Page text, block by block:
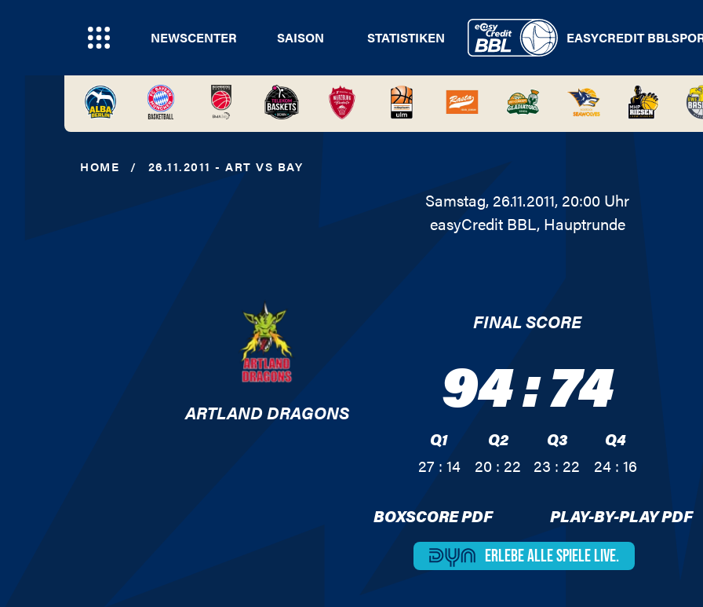
NEWSCENTER SAISON STATISTIKEN EASYCREDIT BBL
HOME / 26.11.2011 - ART VS BAY
Samstag, 26.11.2011, 20:00 Uhr
easyCredit BBL, Hauptrunde
ARTLAND DRAGONS
FINAL SCORE
94:74
Q1
27 : 14
Q2
20 : 22
Q3
23 : 22
Q4
24 : 16
BOXSCORE PDF PLAY-BY-PLAY PDF
ERLEBE ALLESPIELE LIVE.